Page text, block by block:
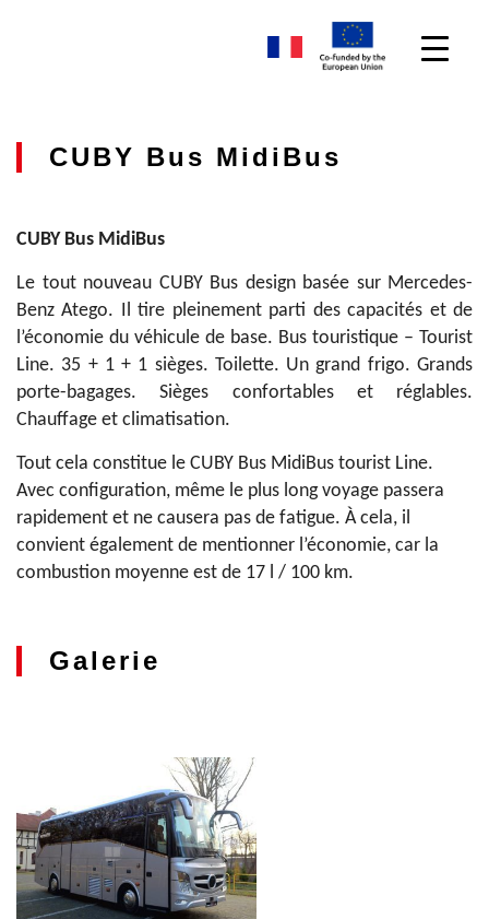
CUBY Bus MidiBus
CUBY Bus MidiBus
Le tout nouveau CUBY Bus design basée sur Mercedes-
Benz Atego. Il tire pleinement parti des capacités et de
l’économie du véhicule de base. Bus touristique – Tourist
Line. 35 + 1 + 1 sièges. Toilette. Un grand frigo. Grands
porte-bagages. Sièges confortables et réglables.
Chauffage et climatisation.
Tout cela constitue le CUBY Bus MidiBus tourist Line.
Avec configuration, même le plus long voyage passera
rapidement et ne causera pas de fatigue. À cela, il
convient également de mentionner l’économie, car la
combustion moyenne est de 17 l / 100 km.
Galerie